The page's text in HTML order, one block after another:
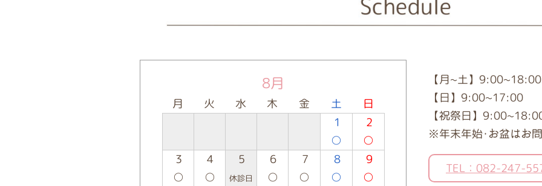
8月
月 火 水 木 金 土
日
1
○
2
○
3
○
4
○
5
休診日
6
○
7
○
8
○
9
○
【月~土】9:00~18:00
【日】9:00~17:00
【祝祭日】
※年末年始･お盆はお
TEL：082-247-